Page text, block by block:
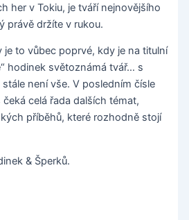
her v Tokiu, je tváří nejnovějšího
právě držíte v rukou.
je to vůbec poprvé, kdy je na titulní
hodinek světoznámá tvář… s
není vše. V posledním čísle
celá řada dalších témat,
příběhů, které rozhodně stojí
& Šperků.